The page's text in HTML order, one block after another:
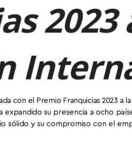
con el Premio Franquicias 2023
expandido su presencia a ocho
sólido y su compromiso con el